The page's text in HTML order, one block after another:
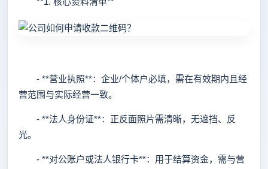
- **营业执照**：企业/个体户必填，需在有效期内且经
营范围与实际经营一致。
- **法人身份证**：正反面照片需清晰，无遮挡、反
光。
- **对公账户或法人银行卡**：用于结算资金，需与营